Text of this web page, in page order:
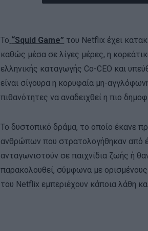
Το “Squid Game” του Netflix έχει
καθώς μέσα σε λίγες μέρες, η
ελληνικής καταγωγής Co-CEO και
είναι σίγουρα η κορυφαία μη-
πιθανότητες να αναδειχθεί η πιο
Το δυστοπικό δράμα, το οποίο έκανε
ανθρώπων που στρατολογήθηκαν από
ανταγωνιστούν σε παιχνίδια ζωής ή
παρακολουθεί, σύμφωνα με
του Netflix εμπεριέχουν κάποια λάθη